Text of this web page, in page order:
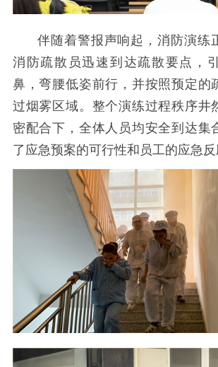
伴随着警报声响起，消防演练
消防疏散员迅速到达疏散要点，
鼻，弯腰低姿前行，并按照预定的
过烟雾区域。整个演练过程秩序井
密配合下，全体人员均安全到达集
了应急预案的可行性和员工的应急反